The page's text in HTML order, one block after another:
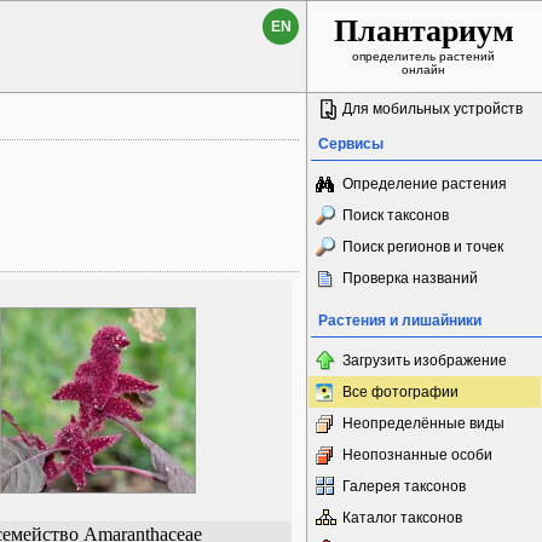
EN Плантариум
определитель растений
онлайн
Amaranthaceae
Для мобильных устройств
Сервисы
Определение растения
Поиск таксонов
Поиск регионов и точек
Проверка названий
Растения и лишайники
Загрузить изображение
Все фотографии
Неопределённые виды
Неопознанные особи
Галерея таксонов
Каталог таксонов